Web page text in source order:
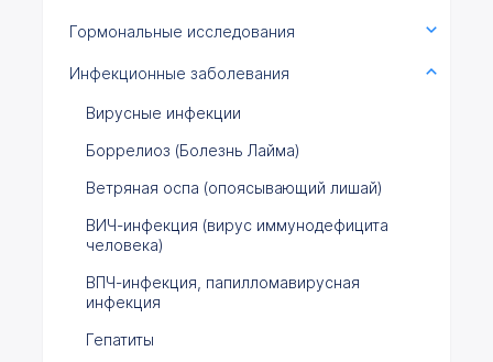
Гормональные исследования
Инфекционные заболевания
Вирусные инфекции
Боррелиоз (Болезнь Лайма)
Ветряная оспа (опоясывающий лишай)
ВИЧ-инфекция (вирус иммунодефицита
человека)
ВПЧ-инфекция, папилломавирусная
инфекция
Гепатиты